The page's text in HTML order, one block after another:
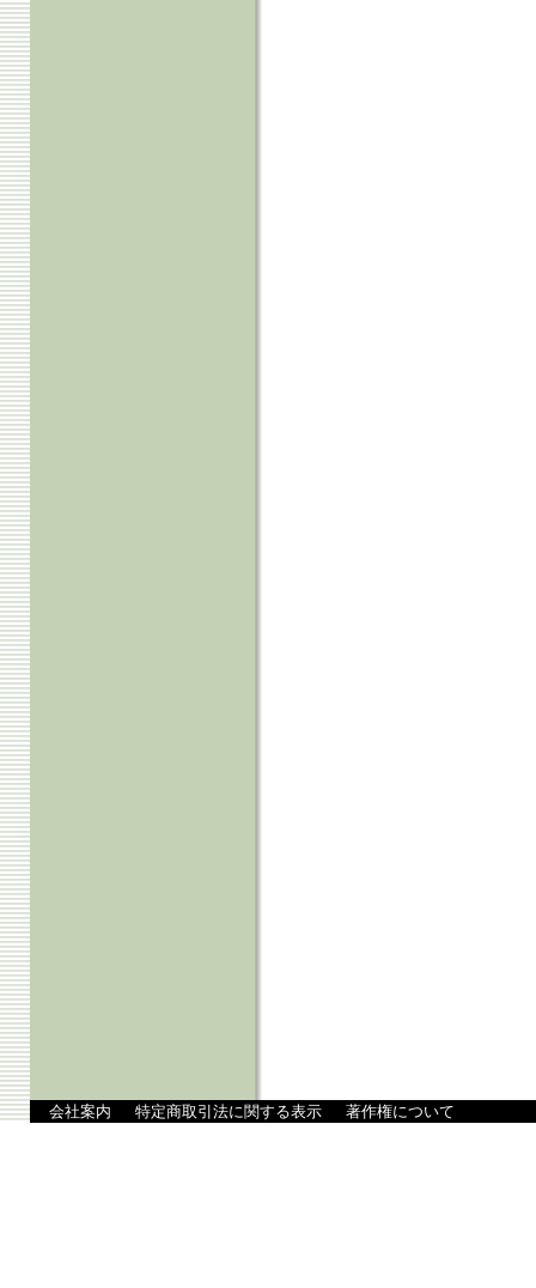
会社案内 特定商取引法に関する表示 著作権について